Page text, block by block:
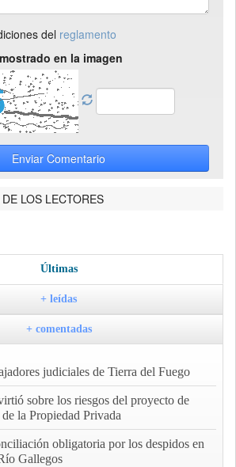
del reglamento
en la imagen
Enviar Comentario
LOS LECTORES
Últimas
+ leídas
+ comentadas
judiciales de Tierra del Fuego
sobre los riesgos del proyecto de
la Propiedad Privada
obligatoria por los despidos en
Gallegos